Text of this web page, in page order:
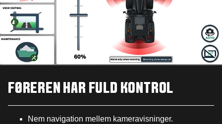
FØREREN HAR FULD KONTROL
Nem navigation mellem kameravisninger.